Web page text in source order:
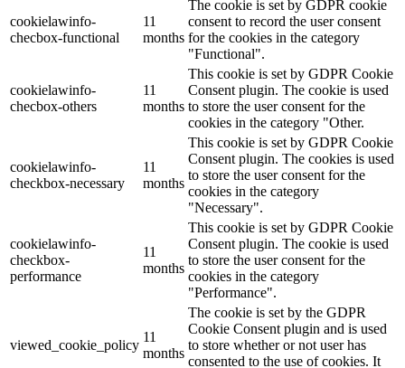
cookielawinfo-
checbox-functional
11
months
The cookie is set by GDPR cookie
consent to record the user consent
for the cookies in the category
"Functional".
cookielawinfo-
checbox-others
11
months
This cookie is set by GDPR Cookie
Consent plugin. The cookie is used
to store the user consent for the
cookies in the category "Other.
cookielawinfo-
checkbox-necessary
11
months
This cookie is set by GDPR Cookie
Consent plugin. The cookies is used
to store the user consent for the
cookies in the category
"Necessary".
cookielawinfo-
checkbox-
performance
11
months
This cookie is set by GDPR Cookie
Consent plugin. The cookie is used
to store the user consent for the
cookies in the category
"Performance".
viewed_cookie_policy
11
months
The cookie is set by the GDPR
Cookie Consent plugin and is used
to store whether or not user has
consented to the use of cookies. It